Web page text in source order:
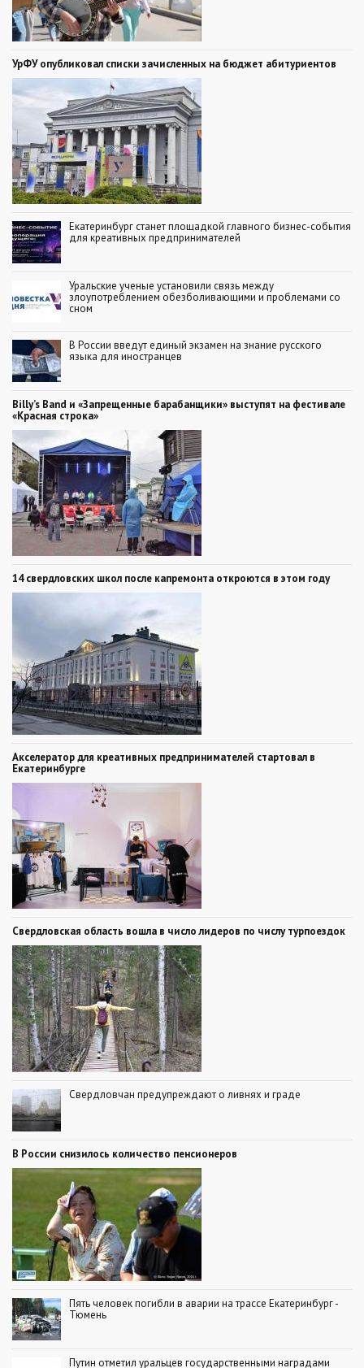
УрФУ опубликовал списки зачисленных на бюджет абитуриентов
Екатеринбург станет площадкой главного бизнес-события
для креативных предпринимателей
Уральские ученые установили связь между
злоупотреблением обезболивающими и проблемами со
сном
В России введут единый экзамен на знание русского
языка для иностранцев
Billy’s Band и «Запрещенные барабанщики» выступят на фестивале
«Красная строка»
14 свердловских школ после капремонта откроются в этом году
Акселератор для креативных предпринимателей стартовал в
Екатеринбурге
Свердловская область вошла в число лидеров по числу турпоездок
Свердловчан предупреждают о ливнях и граде
В России снизилось количество пенсионеров
Пять человек погибли в аварии на трассе Екатеринбург -
Тюмень
Путин отметил уральцев государственными наградами